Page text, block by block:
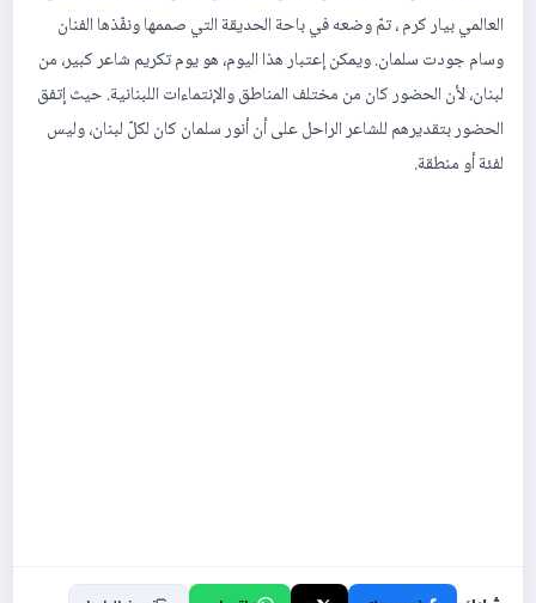
العالمي بيار كرم ، تمّ وضعه في باحة الحديقة التي صممها ونفّذها الفنان
وسام جودت سلمان. ويمكن إعتبار هذا اليوم، هو يوم تكريم شاعر كبير، من
لبنان، لأن الحضور كان من مختلف المناطق والإنتماءات اللبنانية. حيث إتفق
الحضور بتقديرهم للشاعر الراحل على أن أنور سلمان كان لكلّ لبنان، وليس
لفئة أو منطقة.